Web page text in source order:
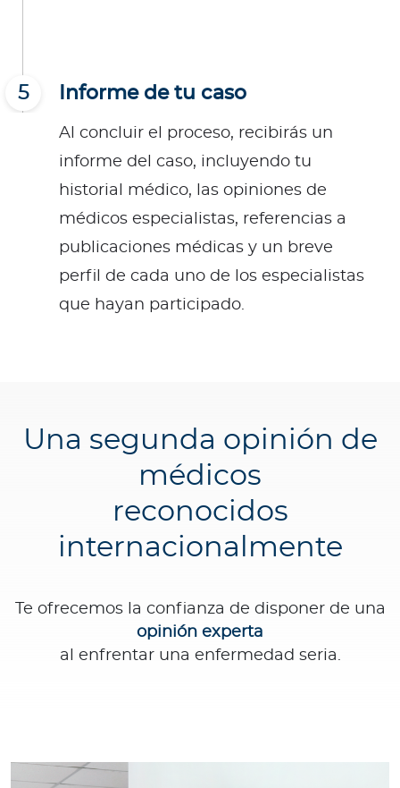
5 Informe de tu caso
Al concluir el proceso, recibirás un
informe del caso, incluyendo tu
historial médico, las opiniones de
médicos especialistas, referencias a
publicaciones médicas y un breve
perfil de cada uno de los especialistas
que hayan participado.
Una segunda opinión de
médicos
reconocidos
internacionalmente
Te ofrecemos la confianza de disponer de una
opinión experta
al enfrentar una enfermedad seria.